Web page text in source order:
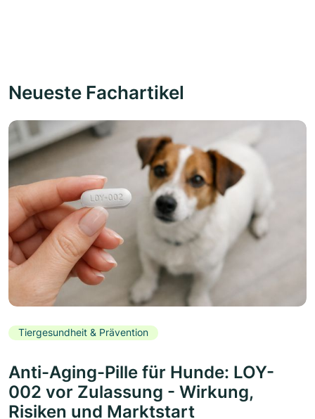
Neueste Fachartikel
Tiergesundheit & Prävention
Anti-Aging-Pille für Hunde: LOY-
002 vor Zulassung - Wirkung,
Risiken und Marktstart